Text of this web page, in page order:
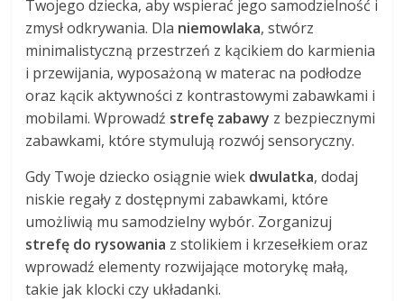
Twojego dziecka, aby wspierać jego samodzielność i
zmysł odkrywania. Dla niemowlaka, stwórz
minimalistyczną przestrzeń z kącikiem do karmienia
i przewijania, wyposażoną w materac na podłodze
oraz kącik aktywności z kontrastowymi zabawkami i
mobilami. Wprowadź strefę zabawy z bezpiecznymi
zabawkami, które stymulują rozwój sensoryczny.
Gdy Twoje dziecko osiągnie wiek dwulatka, dodaj
niskie regały z dostępnymi zabawkami, które
umożliwią mu samodzielny wybór. Zorganizuj
strefę do rysowania z stolikiem i krzesełkiem oraz
wprowadź elementy rozwijające motorykę małą,
takie jak klocki czy układanki.